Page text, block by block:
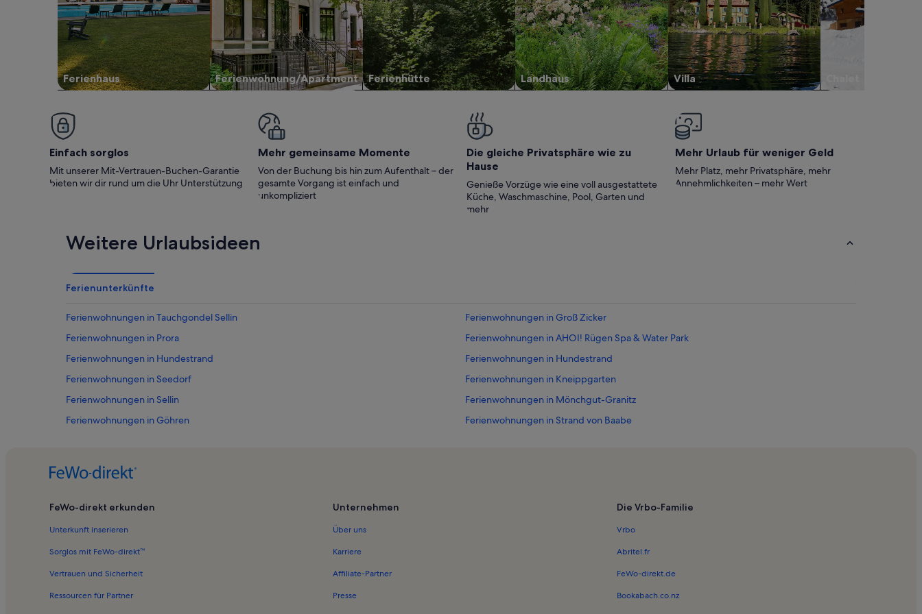
Ferienhaus Ferienwohnung/Apartment Ferienhütte Landhaus Villa
Einfach sorglos
Mit unserer Mit-Vertrauen-Buchen-Garantie
bieten wir dir rund um die Uhr Unterstützung
Mehr gemeinsame Momente
Von der Buchung bis hin zum Aufenthalt – der
gesamte Vorgang ist einfach und
unkompliziert
Die gleiche Privatsphäre wie zu
Hause
Genieße Vorzüge wie eine voll ausgestattete
Küche, Waschmaschine, Pool, Garten und
mehr
Mehr Urlaub für weniger Geld
Mehr Platz, mehr Privatsphäre, mehr
Annehmlichkeiten – mehr Wert
Weitere Urlaubsideen
Ferienunterkünfte
Ferienwohnungen in Tauchgondel Sellin
Ferienwohnungen in Groß Zicker
Ferienwohnungen in Prora
Ferienwohnungen in AHOI! Rügen Spa & Water Park
Ferienwohnungen in Hundestrand
Ferienwohnungen in Hundestrand
Ferienwohnungen in Seedorf
Ferienwohnungen in Kneippgarten
Ferienwohnungen in Sellin
Ferienwohnungen in Mönchgut-Granitz
Ferienwohnungen in Göhren
Ferienwohnungen in Strand von Baabe
Ferienwohnungen in Sellin Südstrand
Ferienwohnungen in Neu Süllitz
Ferienwohnungen in Amber Museum Sellin
FeWo-direkt erkunden
Unterkunft inserieren
Sorglos mit FeWo-direkt™
Vertrauen und Sicherheit
Ressourcen für Partner
Unternehmen
Über uns
Karriere
Affiliate-Partner
Presse
Die Vrbo-Familie
Vrbo
Abritel.fr
FeWo-direkt.de
Bookabach.co.nz